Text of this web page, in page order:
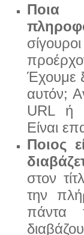
Ποια
Έχουμε
αυτόν;
URL ή
Είναι
Ποιος
στον
την
πάντα